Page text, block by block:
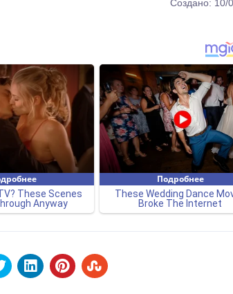
Создано: 10/